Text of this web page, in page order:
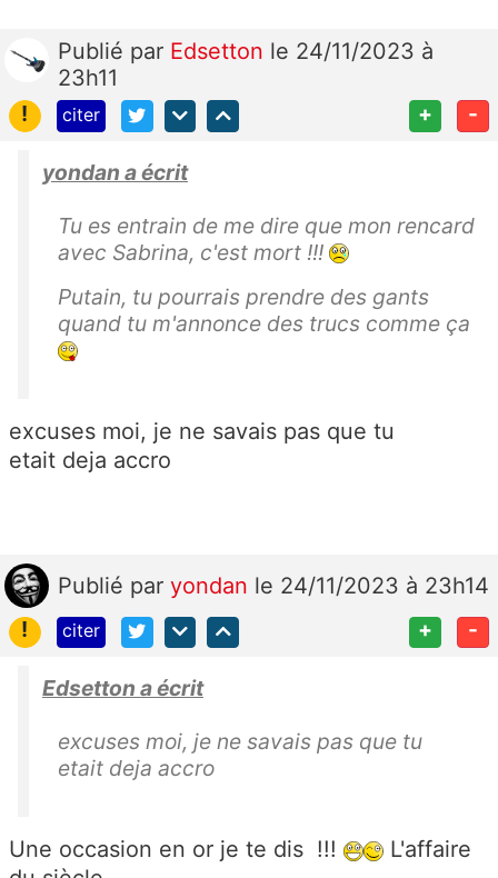
Publié par Edsetton le 24/11/2023 à
23h11
!
citer + -
yondan a écrit
Tu es entrain de me dire que mon rencard
avec Sabrina, c'est mort !!!
Putain, tu pourrais prendre des gants
quand tu m'annonce des trucs comme ça
excuses moi, je ne savais pas que tu
etait deja accro
Publié par yondan le 24/11/2023 à 23h14
!
citer + -
Edsetton a écrit
excuses moi, je ne savais pas que tu
etait deja accro
Une occasion en or je te dis !!!
L'affaire